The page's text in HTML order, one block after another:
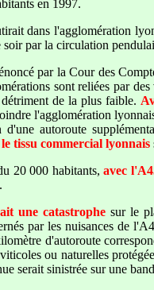
en 1997.
dans l'agglomération
soir par la circulation
par la Cour des
sont reliées par
de la plus faible.
l'agglomération
d'une autoroute
le tissu commercial lyonnais
20 000 habitants, avec
une catastrophe sur le
par les nuisances de
d'autoroute
ou naturelles
serait sinistrée sur une